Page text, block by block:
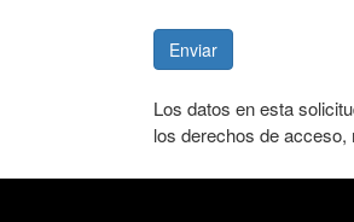
Enviar
Los datos en esta
los derechos de